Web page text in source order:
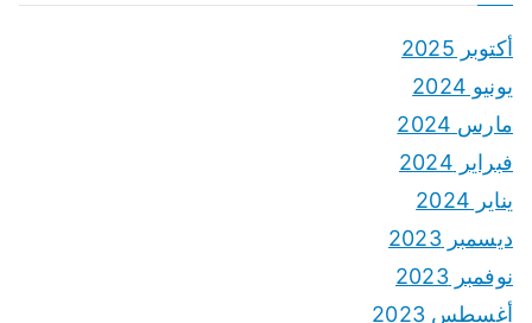
أكتوبر 2025
يونيو 2024
مارس 2024
فبراير 2024
يناير 2024
ديسمبر 2023
نوفمبر 2023
أغسطس 2023